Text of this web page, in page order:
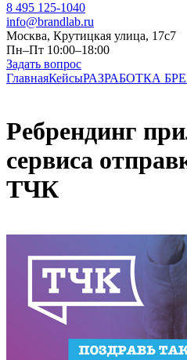
8 495 125-1040
info@brandlab.ru
Москва, Крутицкая улица, 17с7
Пн–Пт 10:00–18:00
Задать вопрос
ГлавнаяКейсыРАЗРАБОТКА
Ребрендинг
сервиса
ТЧК